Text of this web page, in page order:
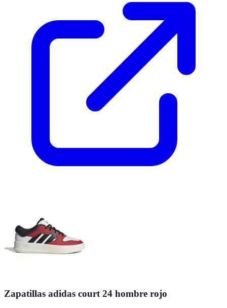
Zapatillas adidas court 24 hombre rojo